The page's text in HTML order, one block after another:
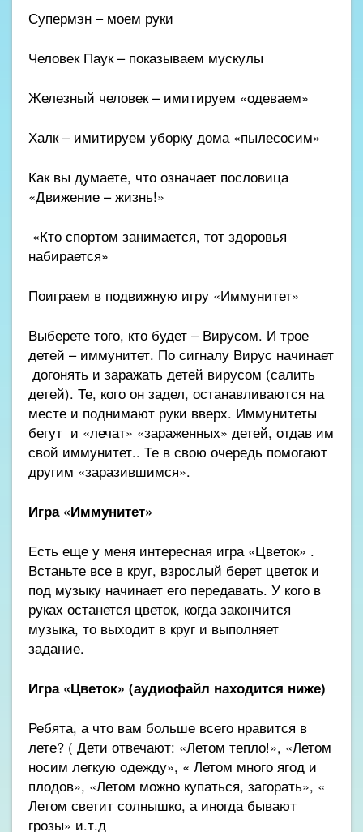
Супермэн – моем руки
Человек Паук – показываем мускулы
Железный человек – имитируем «одеваем»
Халк – имитируем уборку дома «пылесосим»
Как вы думаете, что означает пословица
«Движение – жизнь!»
«Кто спортом занимается, тот здоровья
набирается»
Поиграем в подвижную игру «Иммунитет»
Выберете того, кто будет – Вирусом. И трое
детей – иммунитет. По сигналу Вирус начинает
догонять и заражать детей вирусом (салить
детей). Те, кого он задел, останавливаются на
месте и поднимают руки вверх. Иммунитеты
бегут и «лечат» «зараженных» детей, отдав им
свой иммунитет.. Те в свою очередь помогают
другим «заразившимся».
Игра «Иммунитет»
Есть еще у меня интересная игра «Цветок» .
Встаньте все в круг, взрослый берет цветок и
под музыку начинает его передавать. У кого в
руках останется цветок, когда закончится
музыка, то выходит в круг и выполняет
задание.
Игра «Цветок» (аудиофайл находится ниже)
Ребята, а что вам больше всего нравится в
лете? ( Дети отвечают: «Летом тепло!», «Летом
носим легкую одежду», « Летом много ягод и
плодов», «Летом можно купаться, загорать», «
Летом светит солнышко, а иногда бывают
грозы» и.т.д